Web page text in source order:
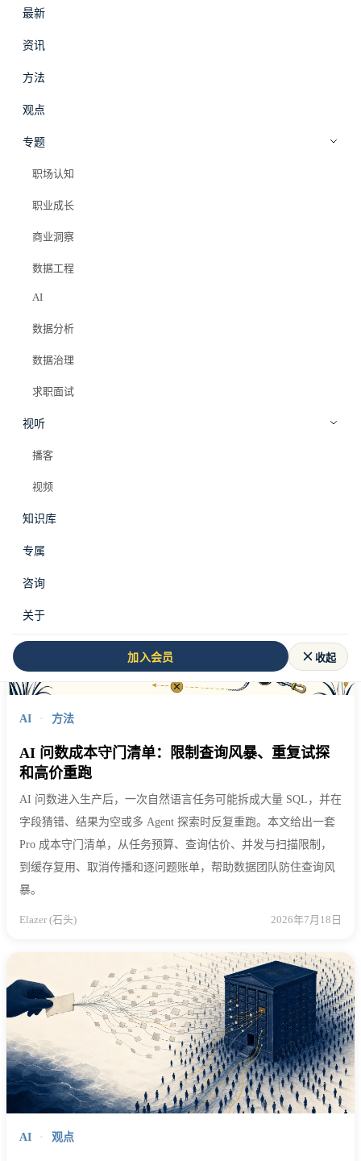
最新
资讯
方法
观点
专题
职场认知
职业成长
商业洞察
数据工程
AI
数据分析
数据治理
求职面试
视听
播客
视频
知识库
专属
咨询
关于
加入会员 收起
全部标签
ai agent
共 29 篇文章
PRO
AI · 方法
AI 问数成本守门清单：限制查询风暴、重复试探
和高价重跑
AI 问数进入生产后，一次自然语言任务可能拆成大量 SQL，并在
字段猜错、结果为空或多 Agent 探索时反复重跑。本文给出一套
Pro 成本守门清单，从任务预算、查询估价、并发与扫描限制，
到缓存复用、取消传播和逐问题账单，帮助数据团队防住查询风
暴。
Elazer (石头) 2026年7月18日
AI · 观点